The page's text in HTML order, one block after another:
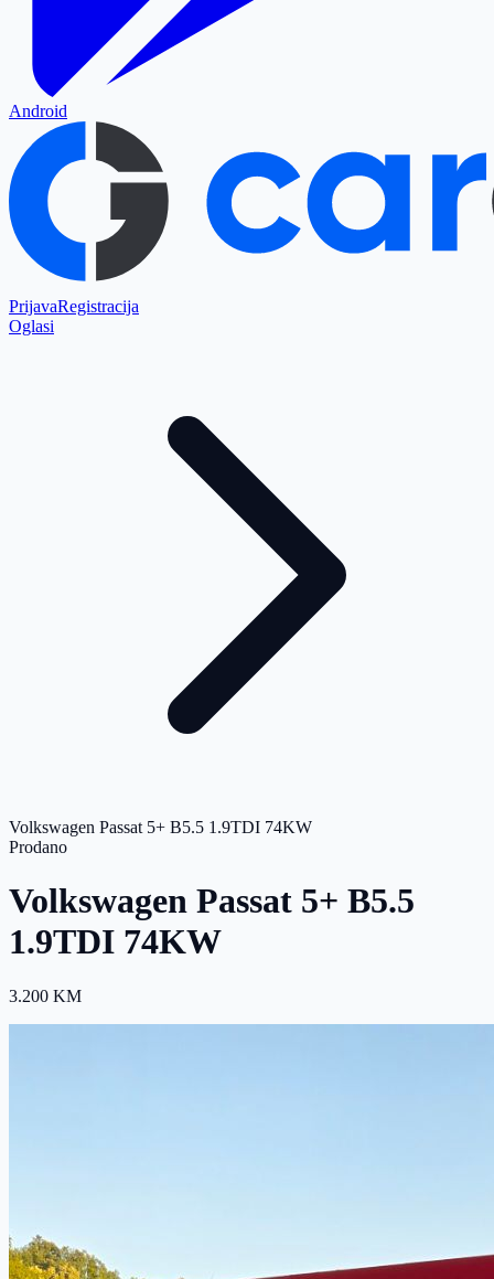
Android
PrijavaRegistracija
Oglasi
Volkswagen Passat 5+ B5.5 1.9TDI 74KW
Prodano
Volkswagen Passat 5+ B5.5
1.9TDI 74KW
3.200 KM